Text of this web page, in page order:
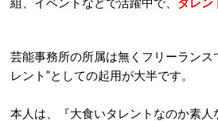
芸能事務所の所属は無くフリーランス
レント”としての起用が大半です。
本人は、『大食いタレントなのか素人